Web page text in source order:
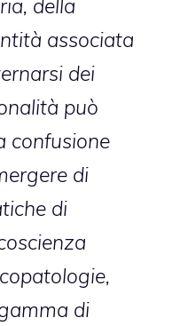
della
associata
dei
può
confusione
di
di
di